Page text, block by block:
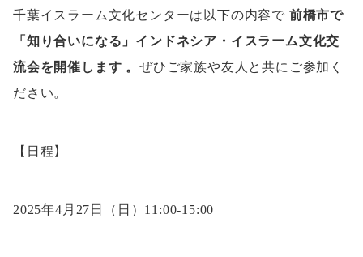
千葉イスラーム文化センターは以下の内容で 前橋市で
「知り合いになる」インドネシア・イスラーム文化交
流会を開催します 。 ぜひご家族や友人と共にご参加く
ださい。
【日程】
2025年4月27日（日）11:00-15:00